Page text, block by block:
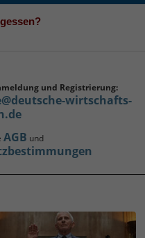
und Registrierung:
wirtschafts-
AGB und